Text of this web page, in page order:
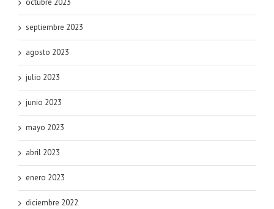
octubre 2023
septiembre 2023
agosto 2023
julio 2023
junio 2023
mayo 2023
abril 2023
enero 2023
diciembre 2022